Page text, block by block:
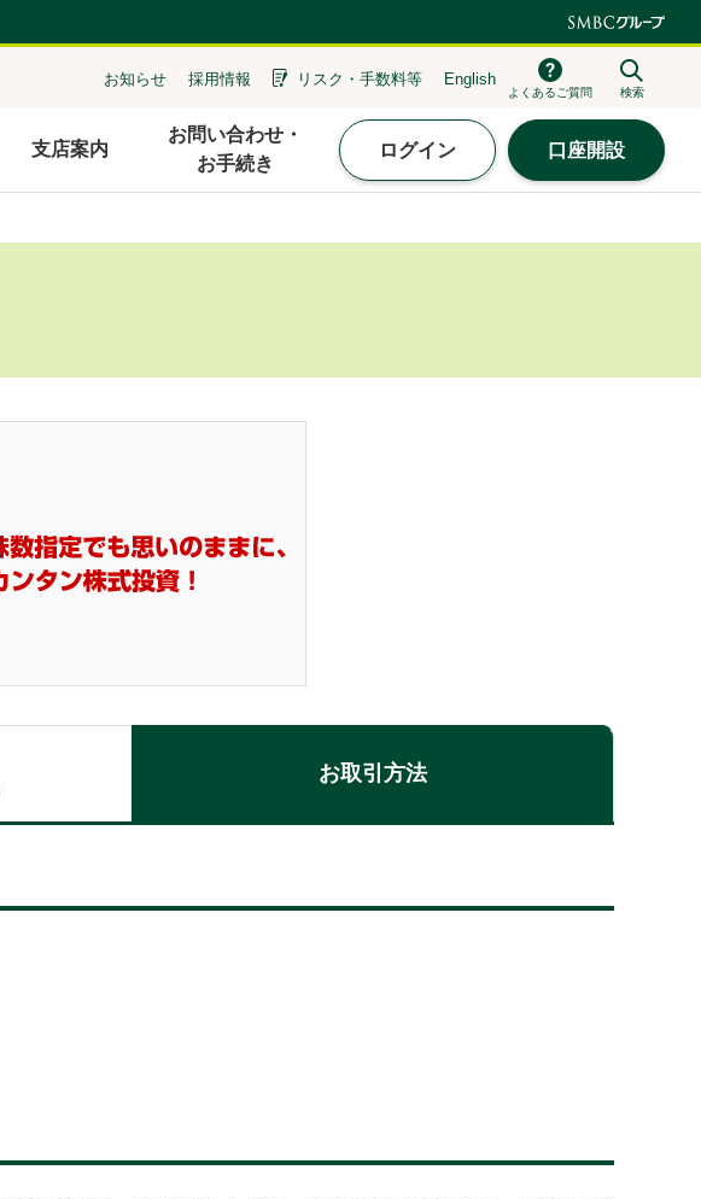
お知らせ 採用情報 リスク・ 手数料等 English
よくあるご質問 検索
支店案内
お問い合わせ・
お手続き
ログイン 口座開設
お取引方法